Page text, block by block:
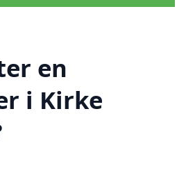
en
i Kirke